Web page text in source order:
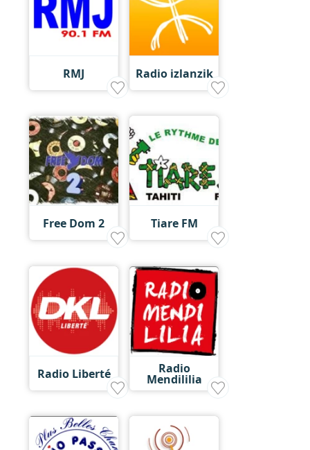
RMJ Radio izlanzik
Free Dom 2 Tiare FM
Radio Liberté Radio
Mendililia